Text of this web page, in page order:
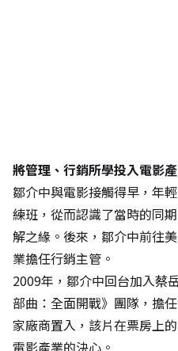
將管理、行銷所學投入電影
鄒介中與電影接觸得早，年
練班，從而認識了當時的同
解之緣。後來，鄒介中前往
業擔任行銷主管。
2009年，鄒介中回台加入蔡
部曲：全面開戰》團隊，擔
家廠商置入，該片在票房上
電影產業的決心。